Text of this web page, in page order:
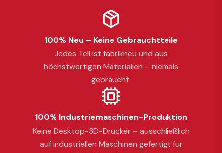
100% Neu – Keine Gebrauchtteile
Jedes Teil ist fabrikneu und aus
höchstwertigen Materialien – niemals
gebraucht.
100% Industriemaschinen-Produktion
Keine Desktop-3D-Drucker – ausschließlich
auf industriellen Maschinen gefertigt für